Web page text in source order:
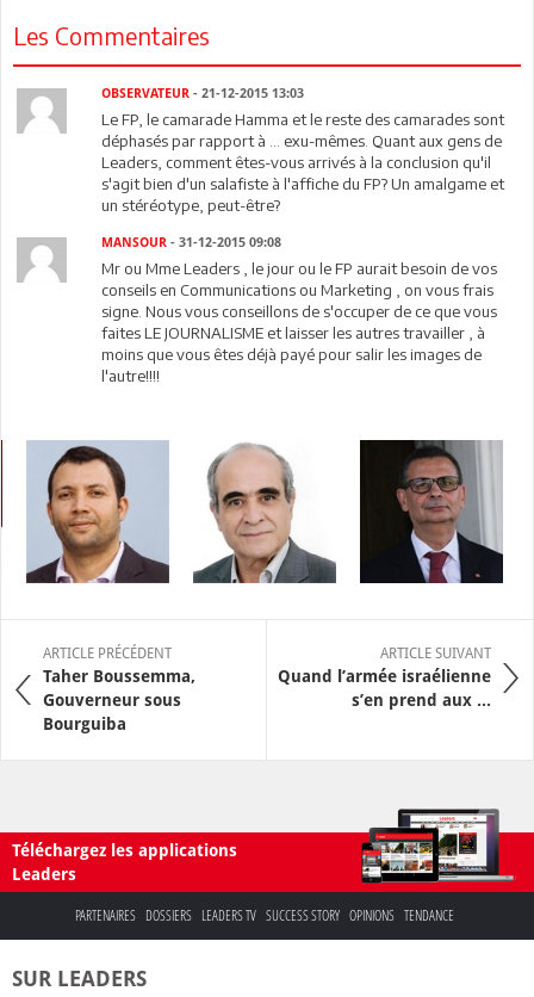
Les Commentaires
OBSERVATEUR - 21-12-2015 13:03
Le FP, le camarade Hamma et le reste des camarades sont
déphasés par rapport à ... exu-mêmes. Quant aux gens de
Leaders, comment êtes-vous arrivés à la conclusion qu'il
s'agit bien d'un salafiste à l'affiche du FP? Un amalgame et
un stéréotype, peut-être?
MANSOUR - 31-12-2015 09:08
Mr ou Mme Leaders , le jour ou le FP aurait besoin de vos
conseils en Communications ou Marketing , on vous frais
signe. Nous vous conseillons de s'occuper de ce que vous
faites LE JOURNALISME et laisser les autres travailler , à
moins que vous êtes déjà payé pour salir les images de
l'autre!!!!
ARTICLE PRÉCÉDENT
Taher Boussemma,
Gouverneur sous
Bourguiba
ARTICLE SUIVANT
Quand l’armée israélienne
s’en prend aux ...
Téléchargez les applications
Leaders
PARTENAIRES DOSSIERS LEADERS TV SUCCESS STORY OPINIONS TENDANCE
SUR LEADERS